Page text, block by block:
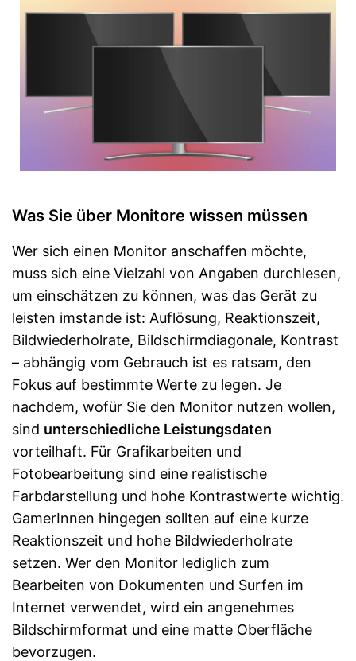
Was Sie über Monitore wissen müssen
Wer sich einen Monitor anschaffen möchte,
muss sich eine Vielzahl von Angaben durchlesen,
um einschätzen zu können, was das Gerät zu
leisten imstande ist: Auflösung, Reaktionszeit,
Bildwiederholrate, Bildschirmdiagonale, Kontrast
– abhängig vom Gebrauch ist es ratsam, den
Fokus auf bestimmte Werte zu legen. Je
nachdem, wofür Sie den Monitor nutzen wollen,
sind unterschiedliche Leistungsdaten
vorteilhaft. Für Grafikarbeiten und
Fotobearbeitung sind eine realistische
Farbdarstellung und hohe Kontrastwerte wichtig.
GamerInnen hingegen sollten auf eine kurze
Reaktionszeit und hohe Bildwiederholrate
setzen. Wer den Monitor lediglich zum
Bearbeiten von Dokumenten und Surfen im
Internet verwendet, wird ein angenehmes
Bildschirmformat und eine matte Oberfläche
bevorzugen.